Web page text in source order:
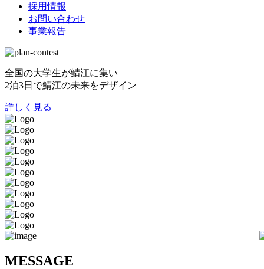
採用情報
お問い合わせ
事業報告
全国の大学生が鯖江に集い
2泊3日で鯖江の未来をデザイン
詳しく見る
MESSAGE